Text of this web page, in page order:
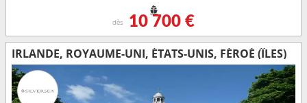
dès 10 700 €
IRLANDE, ROYAUME-UNI, ÉTATS-UNIS, FÉROÉ (ÎLES)